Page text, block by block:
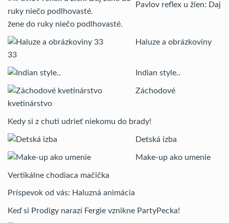
Pavlov reflex u žien: Daj
žene do ruky niečo podlhovasté.
Haluze a obrázkoviny
33
Indian style..
Záchodové
kvetinárstvo
Kedy si z chuti udrieť niekomu do brady!
Detská izba
Make-up ako umenie
Vertikálne chodiaca mačička
Príspevok od vás: Haluzná animácia
Keď si Prodigy narazí Fergie vznikne PartyPecka!